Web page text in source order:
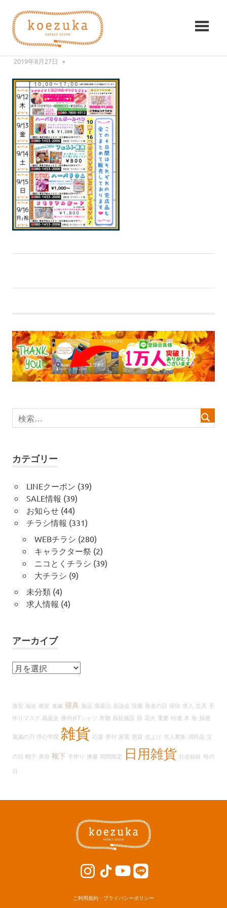
ツ
koezuka（こ
か）
つ
る
シ
ア
ワ
セ。
2E82EC8E-F725-41F4-AEFB-
7087F8AF92BC
2019年8月27日
稿
ビ
ゲ
ー
ョ
記
カテゴリー
LINEクーポン (39)
SALE情報 (39)
お知らせ(44)
チラシ情報 (331)
WEBチラシ (280)
キャラクター祭 (2)
ニコとくチラシ (39)
大チラシ (9)
未分類(4)
求人情報 (4)
アーカイブ
ア
イ
ブ
激安 福祉 教室 鬼滅 寝具 施設 鬼退治 座談会 除菌 敬老の日 掃除 求人 文具 手
作りマスク 義援金 播州弁Tシャツ 寄贈 福祉施設 雨 花火 重要 特価 本 春 抽選
鬼滅の刃 淳心学院 雑貨 応援 寄付 家電 懸賞 虫よけ 求人募集 消耗品 父
の日 帽子 美容 靴下 手作り 播盛 期間限定 日用雑貨 社会福祉 母の
日
ご利用規約・プライバシーポリシー